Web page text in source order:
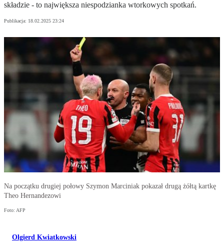
składzie - to największa niespodzianka wtorkowych spotkań.
Publikacja: 18.02.2025 23:24
Na początku drugiej połowy Szymon Marciniak pokazał drugą żółtą kartkę
Theo Hernandezowi
Foto: AFP
Olgierd Kwiatkowski